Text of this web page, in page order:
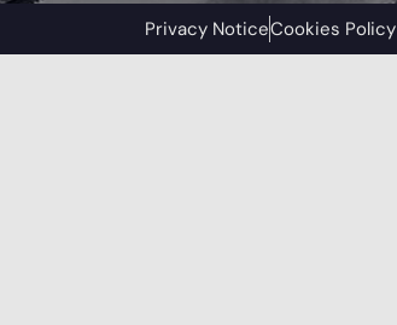
Privacy NoticeCookies Policy